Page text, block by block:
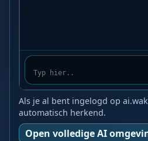
Als je al bent ingelogd op
automatisch herkend.
Open volledige AI